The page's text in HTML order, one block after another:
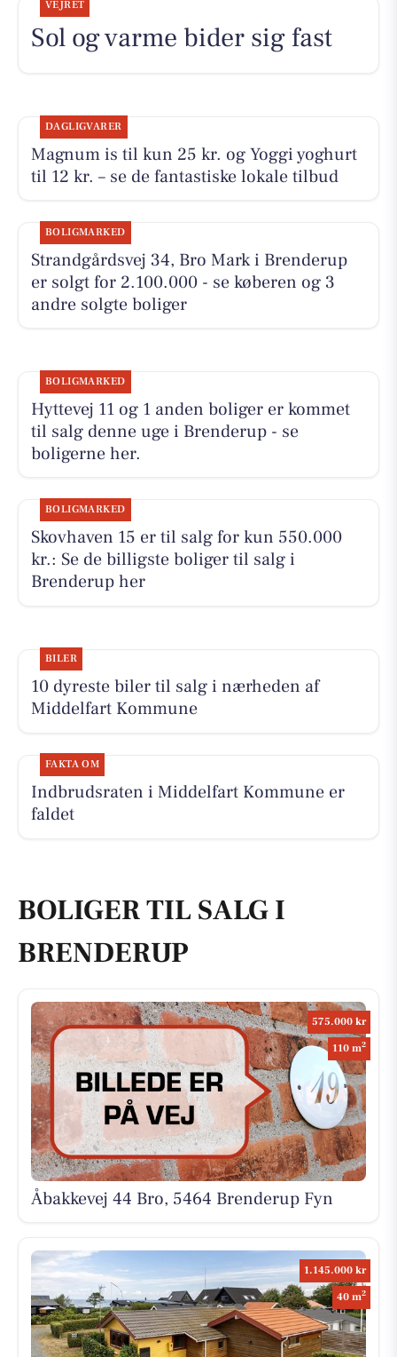
VEJRET
Sol og varme bider sig fast
DAGLIGVARER
Magnum is til kun 25 kr. og Yoggi yoghurt
til 12 kr. – se de fantastiske lokale tilbud
BOLIGMARKED
Strandgårdsvej 34, Bro Mark i Brenderup
er solgt for 2.100.000 - se køberen og 3
andre solgte boliger
BOLIGMARKED
Hyttevej 11 og 1 anden boliger er kommet
til salg denne uge i Brenderup - se
boligerne her.
BOLIGMARKED
Skovhaven 15 er til salg for kun 550.000
kr.: Se de billigste boliger til salg i
Brenderup her
BILER
10 dyreste biler til salg i nærheden af
Middelfart Kommune
FAKTA OM
Indbrudsraten i Middelfart Kommune er
faldet
BOLIGER TIL SALG I
BRENDERUP
575.000 kr
110 m2
Åbakkevej 44 Bro, 5464 Brenderup Fyn
1.145.000 kr
40 m2